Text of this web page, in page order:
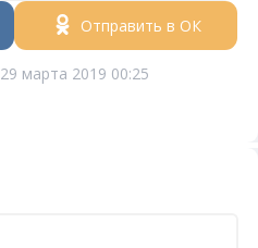
Отправить в ОК
29 марта 2019 00:25